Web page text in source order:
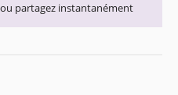
partagez instantanément